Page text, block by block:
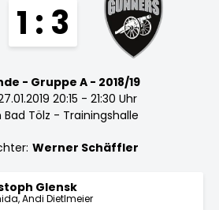
1 : 3
- Gruppe A - 2018/19
20:15 - 21:30 Uhr
Bad Tölz - Trainingshalle
Werner Schäffler
Glensk
Andi Dietlmeier